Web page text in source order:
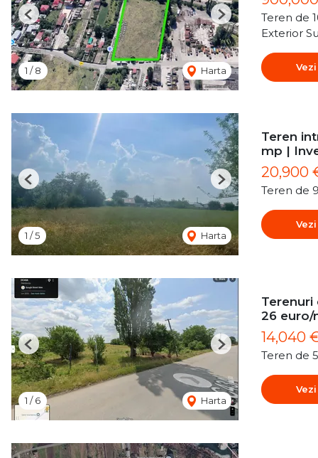
1 /8 Harta
Previous Next
Teren de
Exterior
1 /5 Harta
Previous Next
Teren
mp |
20,900
Teren de
1 /6 Harta
Previous Next
Terenuri
26 euro/
14,040
Teren de